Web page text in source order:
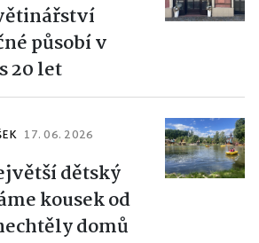
působí v
20 let
17. 06. 2026
dětský
kousek od
domů